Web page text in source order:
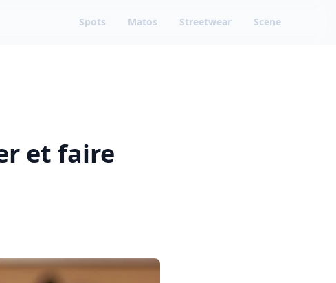
Spots Matos Streetwear Scene
et faire